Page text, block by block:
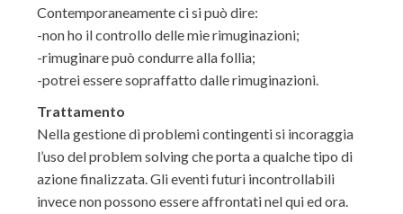
Contemporaneamente ci si può dire:
-non ho il controllo delle mie rimuginazioni;
-rimuginare può condurre alla follia;
-potrei essere sopraffatto dalle rimuginazioni.
Trattamento
Nella gestione di problemi contingenti si incoraggia
l’uso del problem solving che porta a qualche tipo di
azione finalizzata. Gli eventi futuri incontrollabili
invece non possono essere affrontati nel qui ed ora.